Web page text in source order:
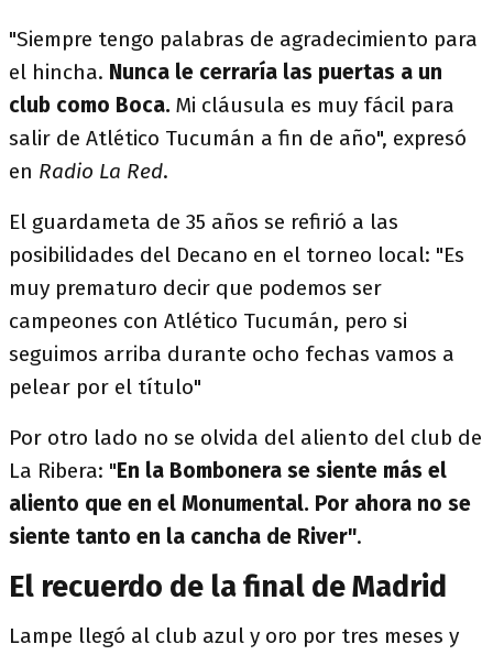
"Siempre tengo palabras de agradecimiento para
el hincha. Nunca le cerraría las puertas a un
club como Boca. Mi cláusula es muy fácil para
salir de Atlético Tucumán a fin de año", expresó
en Radio La Red.
El guardameta de 35 años se refirió a las
posibilidades del Decano en el torneo local: "Es
muy prematuro decir que podemos ser
campeones con Atlético Tucumán, pero si
seguimos arriba durante ocho fechas vamos a
pelear por el título"
Por otro lado no se olvida del aliento del club de
La Ribera: "En la Bombonera se siente más el
aliento que en el Monumental. Por ahora no se
siente tanto en la cancha de River".
El recuerdo de la final de Madrid
Lampe llegó al club azul y oro por tres meses y